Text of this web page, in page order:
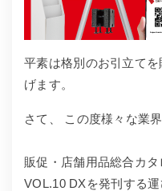
平素は格別のお引立て
げます。
さて、 この度様々な業
販促・店舗用品総合カ
VOL.10 DXを発刊する運